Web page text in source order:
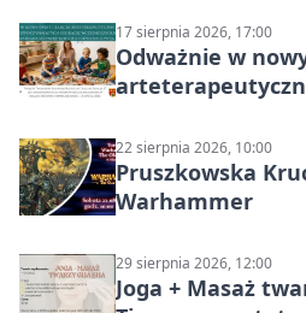
17 sierpnia 2026, 17:00
Odważnie w
22 sierpnia 2026, 10:00
Pruszkowska
Warhammer
29 sierpnia 2026, 12:00
Joga + Masaż